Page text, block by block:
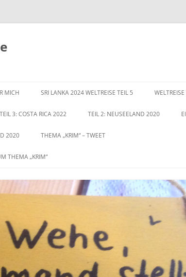
Inhalt
MICH SRI LANKA 2024 WELTREISE TEIL 5
3: COSTA RICA 2022 TEIL 2: NEUSEELAND 2020
2020 THEMA „KRIM“ – TWEET
THEMA „KRIM“